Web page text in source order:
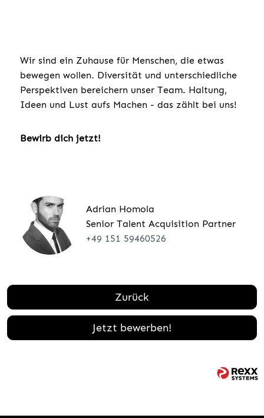
Wir sind ein Zuhause für Menschen, die etwas
bewegen wollen. Diversität und unterschiedliche
Perspektiven bereichern unser Team. Haltung,
Ideen und Lust aufs Machen - das zählt bei uns!
Bewirb dich jetzt!
Adrian Homola
Senior Talent Acquisition Partner
+49 151 59460526
Zurück
Jetzt bewerben!